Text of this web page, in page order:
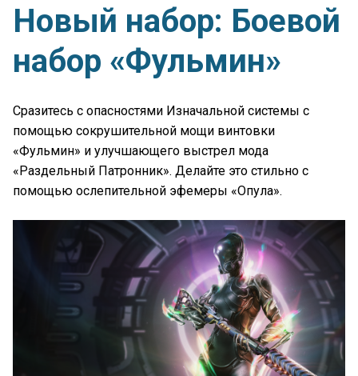
Новый набор: Боевой
набор «Фульмин»
Сразитесь с опасностями Изначальной системы с
помощью сокрушительной мощи винтовки
«Фульмин» и улучшающего выстрел мода
«Раздельный Патронник». Делайте это стильно с
помощью ослепительной эфемеры «Опула».